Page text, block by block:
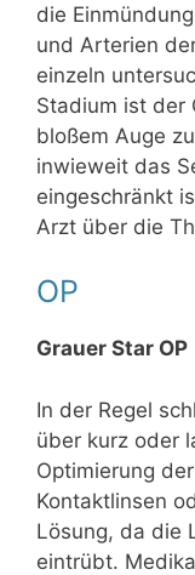
die
und Arterien
einzeln
Stadium ist der
bloßem Auge
inwieweit das
eingeschränkt
Arzt über die
OP
Grauer Star OP
In der Regel
über kurz oder
Optimierung
Kontaktlinsen
Lösung, da die
eintrübt.